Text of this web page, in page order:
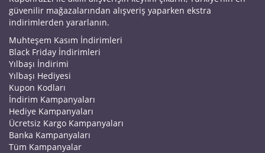
güvenilir mağazalarından alışveriş yaparken ekstra
indirimlerden yararlanın.
Muhteşem Kasım İndirimleri
Black Friday İndirimleri
Yılbaşı İndirimi
Yılbaşı Hediyesi
Kupon Kodları
İndirim Kampanyaları
Hediye Kampanyaları
Ücretsiz Kargo Kampanyaları
Banka Kampanyaları
Tüm Kampanyalar